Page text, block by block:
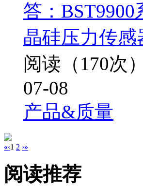
答：
晶硅压力传
阅读（170次）
07-08
产品&质量
«‹1 2 ›»
阅读推荐